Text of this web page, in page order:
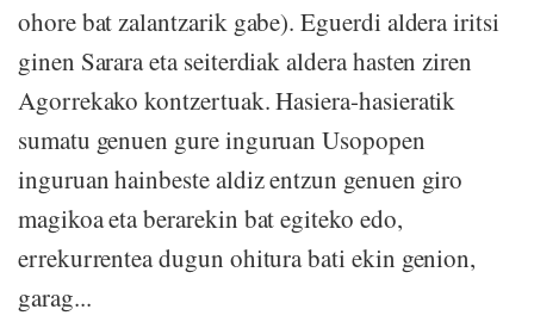
ohore bat zalantzarik gabe). Eguerdi aldera iritsi
ginen Sarara eta seiterdiak aldera hasten ziren
Agorrekako kontzertuak. Hasiera-hasieratik
sumatu genuen gure inguruan Usopopen
inguruan hainbeste aldiz entzun genuen giro
magikoa eta berarekin bat egiteko edo,
errekurrentea dugun ohitura bati ekin genion,
garag...